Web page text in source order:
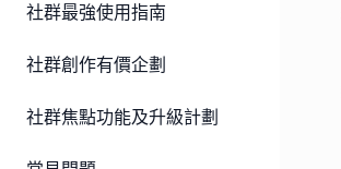
社群最強使用指南
社群創作有價企劃
社群焦點功能及升級計劃